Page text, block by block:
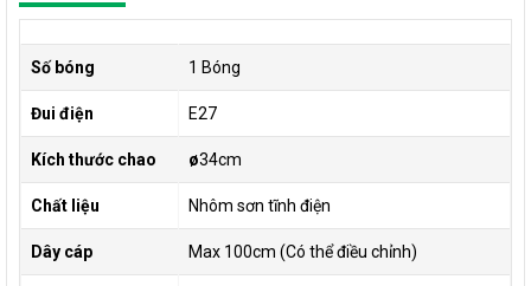
Số bóng 1 Bóng
Đui điện E27
Kích thước chao ø34cm
Chất liệu Nhôm sơn tĩnh điện
Dây cáp Max 100cm (Có thể điều chỉnh)